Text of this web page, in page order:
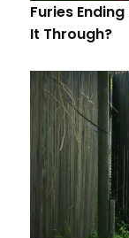
Furies
It Through?